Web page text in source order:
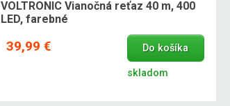
VOLTRONIC Vianočná reťaz 40 m, 400
LED, farebné
39,99 € Do košíka
skladom